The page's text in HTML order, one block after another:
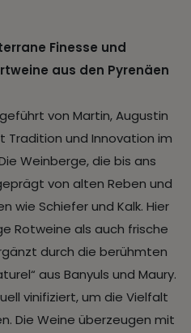
Finesse und
aus den Pyrenäen
von Martin, Augustin
Tradition und Innovation im
Weinberge, die bis ans
von alten Reben und
wie Schiefer und Kalk. Hier
Rotweine als auch frische
durch die berühmten
aus Banyuls und Maury.
vinifiziert, um die Vielfalt
Die Weine überzeugen mit